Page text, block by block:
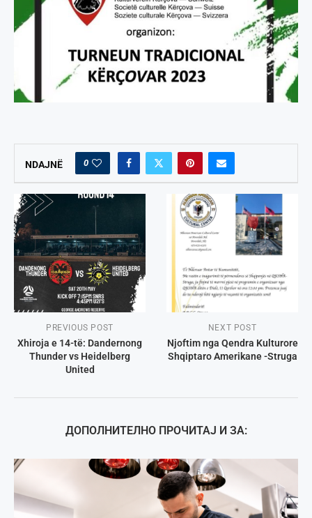
NDAJNË 0
PREVIOUS POST
Xhiroja e 14-të: Dandernong
Thunder vs Heidelberg
United
NEXT POST
Njoftim nga Qendra Kulturore
Shqiptaro Amerikane -Struga
ДОПОЛНИТЕЛНО ПРОЧИТАЈ И ЗА: